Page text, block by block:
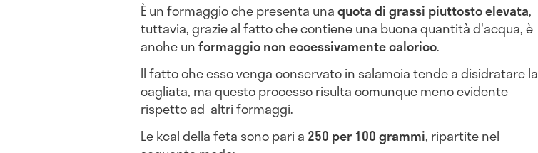
È un formaggio che presenta unaquota di grassi piuttosto elevata,
tuttavia, grazie al fatto che contiene una buona quantità d'acqua, è
anche unformaggio non eccessivamente calorico.
Il fatto che esso venga conservato in salamoia tende a disidratare la
cagliata, ma questo processo risulta comunque meno evidente
rispetto ad altri formaggi.
Le kcal della feta sono pari a 250 per 100 grammi, ripartite nel